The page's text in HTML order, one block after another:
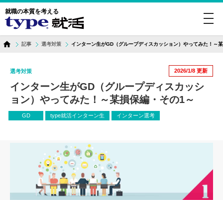
就職の本質を考える
記事 選考対策 インターン生がGD（グループディスカッション）やってみた！～
2026/1/8 更新
選考対策
インターン生がGD（グループディスカッシ
ョン）やってみた！～某損保編・その1～
GD type就活インターン生 インターン選考